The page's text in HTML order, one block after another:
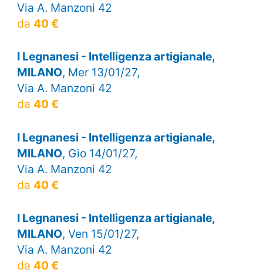
Via A. Manzoni 42
da 40 €
I Legnanesi - Intelligenza artigianale,
MILANO, Mer 13/01/27,
Via A. Manzoni 42
da 40 €
I Legnanesi - Intelligenza artigianale,
MILANO, Gio 14/01/27,
Via A. Manzoni 42
da 40 €
I Legnanesi - Intelligenza artigianale,
MILANO, Ven 15/01/27,
Via A. Manzoni 42
da 40 €